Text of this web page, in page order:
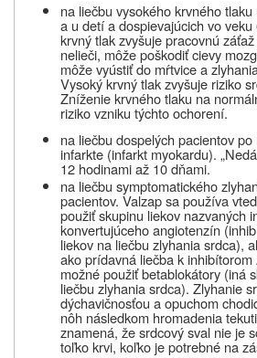
na liečbu vysokého krvného tlaku
a u detí a dospievajúcich vo veku
krvný tlak zvyšuje pracovnú
nelieči, môže poškodiť cievy
môže vyústiť do mŕtvice a
Vysoký krvný tlak zvyšuje riziko
Zníženie krvného tlaku na
riziko vzniku týchto ochorení.
na liečbu dospelých pacientov
infarkte (infarkt myokardu).
12 hodinami až 10 dňami.
na liečbu symptomatického
pacientov. Valzap sa používa
použiť skupinu liekov nazvaných
konvertujúceho angiotenzín
liekov na liečbu zlyhania srdca),
ako prídavná liečba k
možné použiť betablokátory (iná
liečbu zlyhania srdca). Zlyhanie
dýchavičnosťou a opuchom
nôh následkom hromadenia
znamená, že srdcový sval nie je
toľko krvi, koľko je potrebné na